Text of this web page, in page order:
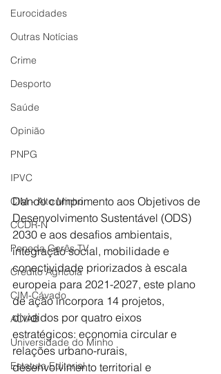
Eurocidades
Outras Notícias
Crime
Desporto
Saúde
Opinião
PNPG
IPVC
CIM - Alto Minho
CCDR-N
Peneda Gerês TV
Crédito Agrícola
CIM-Cávado
ACIAB
Universidade do Minho
Estatuto Editorial
Dando cumprimento aos Objetivos de
Desenvolvimento Sustentável (ODS)
2030 e aos desafios ambientais,
integração social, mobilidade e
conectividade priorizados à escala
europeia para 2021-2027, este plano
de ação incorpora 14 projetos,
divididos por quatro eixos
estratégicos: economia circular e
relações urbano-rurais,
desenvolvimento territorial e